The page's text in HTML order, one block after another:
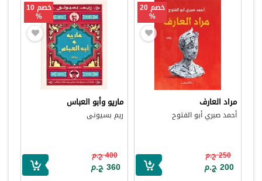
خصم 20
%
مراد العارف
أحمد صبري أبو الفتوح
250 ج.م
200 ج.م
خصم 10
%
ماريو وأبو العباس
ريم بسيونى
400 ج.م
360 ج.م